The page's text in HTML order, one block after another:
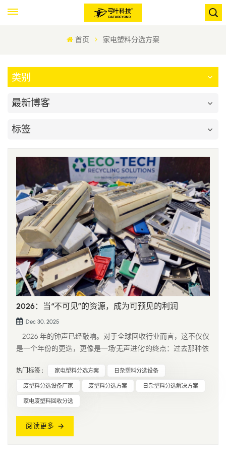
首页 家电塑料分选方案
类别
最新博客
标签
2026：当“不可见”的资源，成为可预见的利润
Dec 30, 2025
2026 年的钟声已经敲响。对于全球回收行业而言，这不仅仅
是一个年份的更迭，更像是一场‘无声进化’的终点：过去那种依
鲁塞尔的政策解读会上、在加利福尼亚的工厂车间里，一个词
被反复提及：“透明度”。随着 WEEE 指令（...
热门标签 : 家电塑料分选方案 日杂塑料分选设备
废塑料分选设备厂家 废塑料分选方案 日杂塑料分选解决方案
家电废塑料回收分选
阅读更多